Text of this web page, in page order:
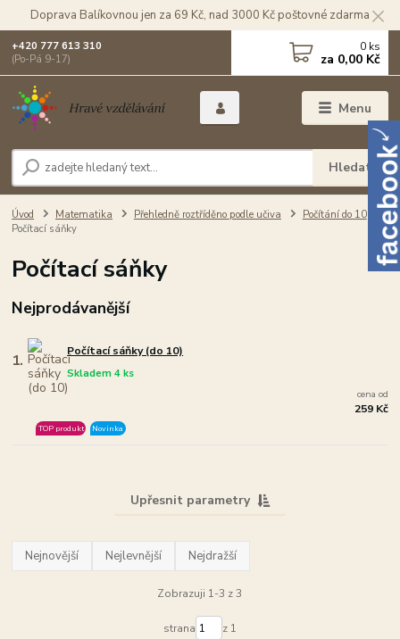
Doprava Balíkovnou jen za 69 Kč, nad 3000 Kč poštovné zdarma
Menu
Hledat
+420 777 613 310
(Po-Pá 9-17)
0 ks
za 0,00 Kč
Úvod Matematika Přehledně roztříděno podle učiva
Počítání do 10
Počítací sáňky
Počítací sáňky
Nejprodávanější
1. Počítací sáňky (do 10)
Skladem 4 ks
TOP produkt Novinka
cena od
259 Kč
Upřesnit parametry
Nejnovější Nejlevnější Nejdražší
Zobrazuji 1-3 z 3
strana z 1